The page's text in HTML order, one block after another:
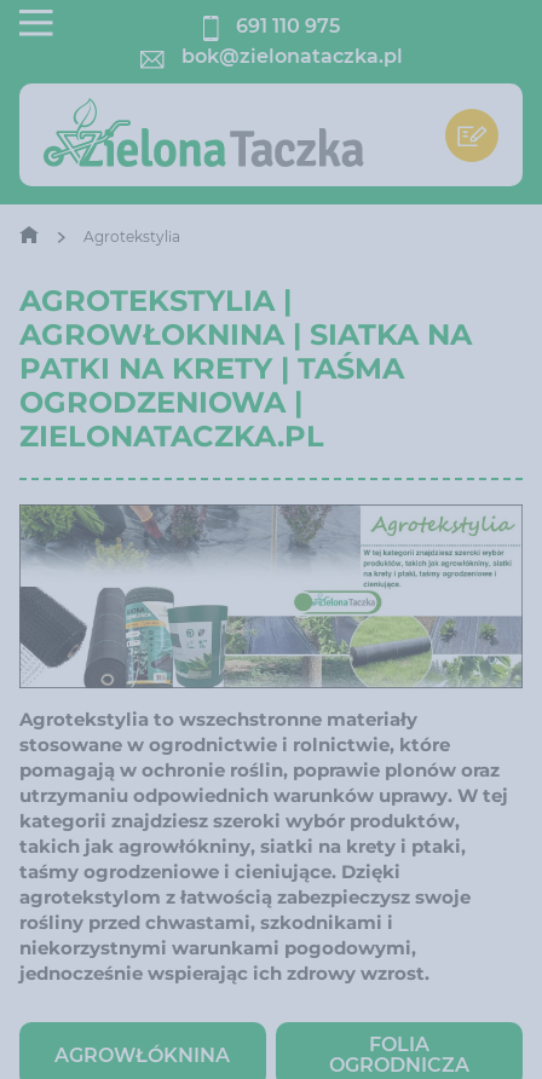
691 110 975
bok@zielonataczka.pl
Agrotekstylia
AGROTEKSTYLIA |
AGROWŁOKNINA | SIATKA NA
PATKI NA KRETY | TAŚMA
OGRODZENIOWA |
ZIELONATACZKA.PL
Agrotekstylia to wszechstronne materiały
stosowane w ogrodnictwie i rolnictwie, które
pomagają w ochronie roślin, poprawie plonów oraz
utrzymaniu odpowiednich warunków uprawy. W tej
kategorii znajdziesz szeroki wybór produktów,
takich jak agrowłókniny, siatki na krety i ptaki,
taśmy ogrodzeniowe i cieniujące. Dzięki
agrotekstylom z łatwością zabezpieczysz swoje
rośliny przed chwastami, szkodnikami i
niekorzystnymi warunkami pogodowymi,
jednocześnie wspierając ich zdrowy wzrost.
AGROWŁÓKNINA
FOLIA
OGRODNICZA